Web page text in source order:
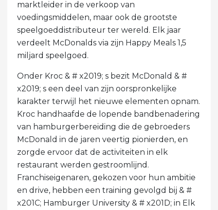
marktleider in de verkoop van
voedingsmiddelen, maar ook de grootste
speelgoeddistributeur ter wereld. Elk jaar
verdeelt McDonalds via zijn Happy Meals 1,5
miljard speelgoed.
Onder Kroc & # x2019; s bezit McDonald & #
x2019; s een deel van zijn oorspronkelijke
karakter terwijl het nieuwe elementen opnam.
Kroc handhaafde de lopende bandbenadering
van hamburgerbereiding die de gebroeders
McDonald in de jaren veertig pionierden, en
zorgde ervoor dat de activiteiten in elk
restaurant werden gestroomlijnd.
Franchiseigenaren, gekozen voor hun ambitie
en drive, hebben een training gevolgd bij & #
x201C; Hamburger University & # x201D; in Elk